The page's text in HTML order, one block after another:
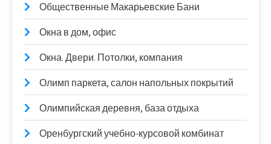
Общественные Макарьевские Бани
Окна в дом, офис
Окна. Двери. Потолки, компания
Олимп паркета, салон напольных покрытий
Олимпийская деревня, база отдыха
Оренбургский учебно-курсовой комбинат